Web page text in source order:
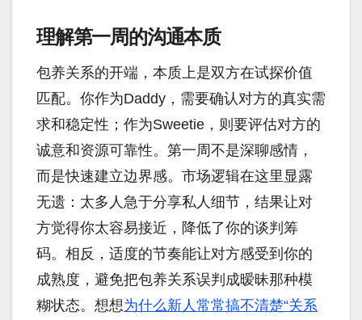
理解第一周的沟通本质
包养关系的开端，本质上是双方在试探价值
匹配。你作为Daddy，需要确认对方的真实需
求和稳定性；作为Sweetie，则要评估对方的
诚意和资源可靠性。第一周不是深聊感情，
而是快速建立边界感。市场逻辑在这里显露
无遗：太多人急于分享私人细节，结果让对
方觉得你太容易接近，降低了你的谈判筹
码。相反，适度的节奏能让对方感受到你的
成熟度，避免把包养关系误判成暧昧那种模
糊状态。想想为什么新人常常搞不清楚“关系